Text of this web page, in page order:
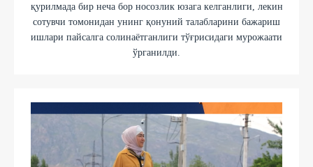
қурилмада бир неча бор носозлик юзага келганлиги, лекин
сотувчи томонидан унинг қонуний талабларини бажариш
ишлари пайсалга солинаётганлиги тўғрисидаги мурожаати
ўрганилди.